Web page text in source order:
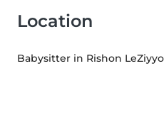
Location
Babysitter in Rishon